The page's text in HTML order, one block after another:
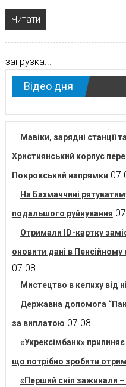
Читати
загрузка...
Відео дня
Мавіки, зарядні станції
Християнський корпус
Покровський напрямки
На Бахмаччині
подальшого руйнування
Отримали ID-картку
оновити дані в
07.08.
Мистецтво в келиху від
Державна допомога
за виплатою 07.08.
«Укрексімбанк»
що потрібно зробити
«Перший сніп зажинали